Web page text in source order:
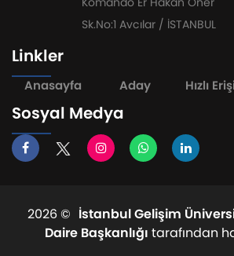
Sk.No:1 Avcılar / İSTANBUL
Linkler
Anasayfa Aday Hızlı
Sosyal Medya
2026 © İstanbul Gelişim
Daire Başkanlığı tarafından